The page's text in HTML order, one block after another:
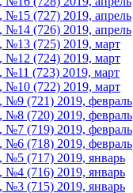
№15 (727) 2019, апрель
№14 (726) 2019, апрель
№13 (725) 2019, март
№12 (724) 2019, март
№11 (723) 2019, март
№10 (722) 2019, март
№9 (721) 2019, февраль
№8 (720) 2019, февраль
№7 (719) 2019, февраль
№6 (718) 2019, февраль
№5 (717) 2019, январь
№4 (716) 2019, январь
№3 (715) 2019, январь